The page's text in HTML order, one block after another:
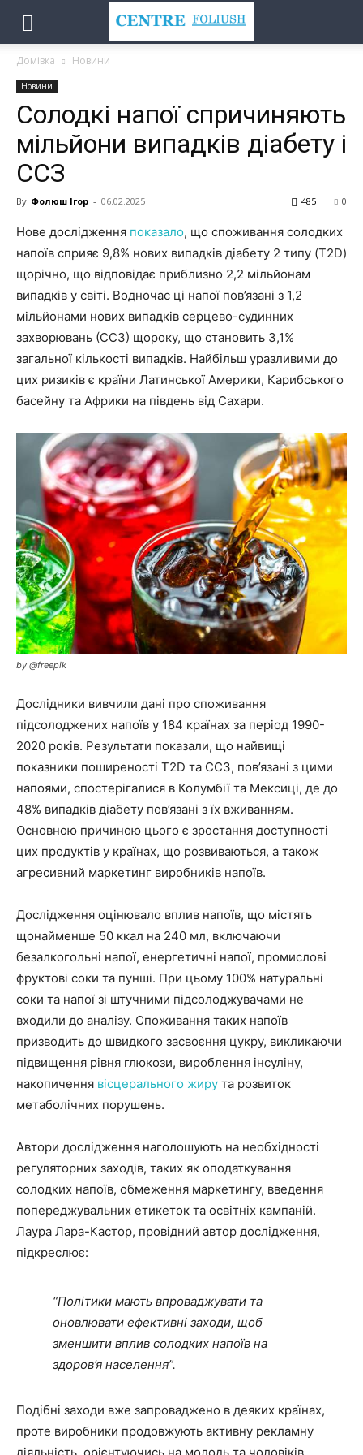
Домівка Новини
Новини
Солодкі напої спричиняють
мільйони випадків діабету і
ССЗ
By Фолюш Ігор - 06.02.2025 0
485
Нове дослідження показало, що споживання солодких
напоїв сприяє 9,8% нових випадків діабету 2 типу (T2D)
щорічно, що відповідає приблизно 2,2 мільйонам
випадків у світі. Водночас ці напої пов’язані з 1,2
мільйонами нових випадків серцево-судинних
захворювань (ССЗ) щороку, що становить 3,1%
загальної кількості випадків. Найбільш уразливими до
цих ризиків є країни Латинської Америки, Карибського
басейну та Африки на південь від Сахари.
by @freepik
Дослідники вивчили дані про споживання
підсолоджених напоїв у 184 країнах за період 1990-
2020 років. Результати показали, що найвищі
показники поширеності T2D та ССЗ, пов’язані з цими
напоями, спостерігалися в Колумбії та Мексиці, де до
48% випадків діабету пов’язані з їх вживанням.
Основною причиною цього є зростання доступності
цих продуктів у країнах, що розвиваються, а також
агресивний маркетинг виробників напоїв.
Дослідження оцінювало вплив напоїв, що містять
щонайменше 50 ккал на 240 мл, включаючи
безалкогольні напої, енергетичні напої, промислові
фруктові соки та пунші. При цьому 100% натуральні
соки та напої зі штучними підсолоджувачами не
входили до аналізу. Споживання таких напоїв
призводить до швидкого засвоєння цукру, викликаючи
підвищення рівня глюкози, вироблення інсуліну,
накопичення вісцерального жиру та розвиток
метаболічних порушень.
Автори дослідження наголошують на необхідності
регуляторних заходів, таких як оподаткування
солодких напоїв, обмеження маркетингу, введення
попереджувальних етикеток та освітніх кампаній.
Лаура Лара-Кастор, провідний автор дослідження,
підкреслює:
“Політики мають впроваджувати та
оновлювати ефективні заходи, щоб
зменшити вплив солодких напоїв на
здоров’я населення”.
Подібні заходи вже запроваджено в деяких країнах,
проте виробники продовжують активну рекламну
діяльність, орієнтуючись на молодь та чоловіків